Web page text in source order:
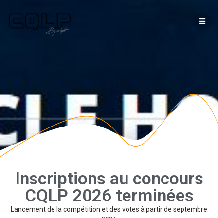
Inscriptions au concours
CQLP 2026 terminées
Lancement de la compétition et des votes à partir de septembre